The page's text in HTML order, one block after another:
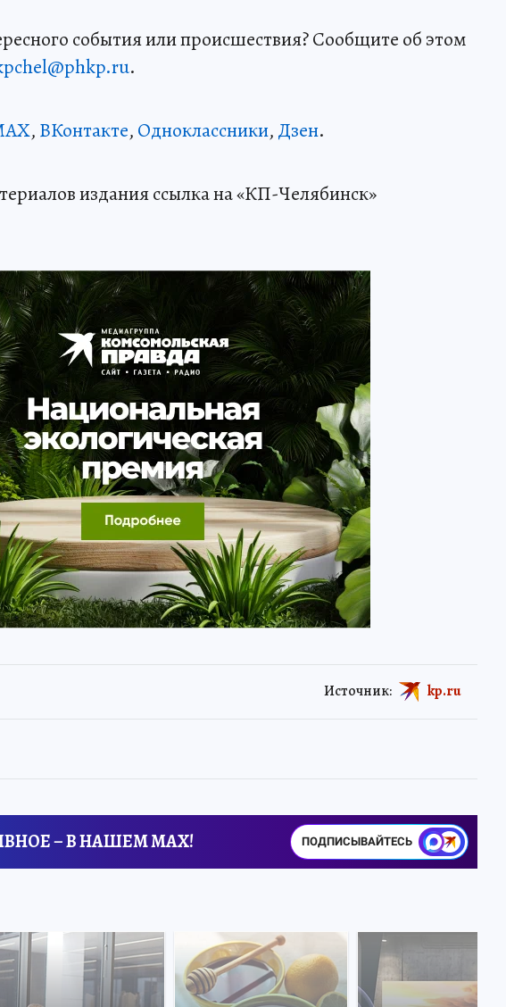
события или происшествия? Сообщите об этом
.
, ВКонтакте, Одноклассники, Дзен.
издания ссылка на «КП-Челябинск»
Источник: kp.ru
– В НАШЕМ MAX! ПОДПИСЫВАЙТЕСЬ